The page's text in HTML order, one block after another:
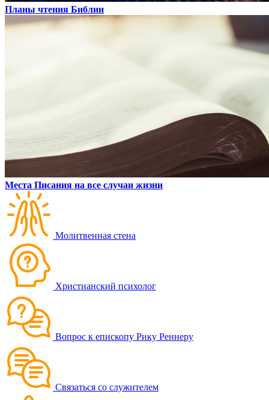
Планы чтения Библии
Места Писания на все случаи жизни
Молитвенная стена
Христианский психолог
Вопрос к епископу Рику Реннеру
Связаться со служителем